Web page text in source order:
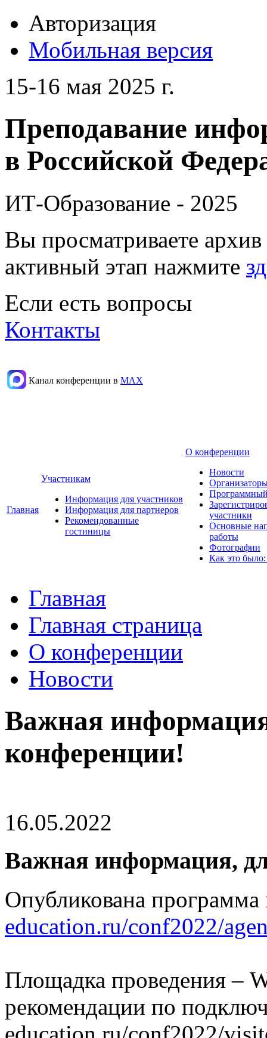
Авторизация
Мобильная версия
15-16 мая 2025 г.
Преподавание
в Российской
ИТ-Образование - 2025
Вы просматриваете
активный этап нажмите
Если есть вопросы
Контакты
Канал конференции в МАХ
Главная
Участникам
Информация для участников
Информация для партнеров
Рекомендованные
гостиницы
О конференции
Новости
участники
Основные
работы
Фотографии
Как это
Главная
Главная страница
О конференции
Новости
Важная
конференции!
16.05.2022
Важная информация,
Опубликована
education.ru/conf2022/
Площадка проведения –
рекомендации по